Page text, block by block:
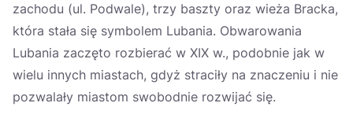
zachodu (ul. Podwale), trzy baszty oraz wieża Bracka,
która stała się symbolem Lubania. Obwarowania
Lubania zaczęto rozbierać w XIX w., podobnie jak w
wielu innych miastach, gdyż straciły na znaczeniu i nie
pozwalały miastom swobodnie rozwijać się.